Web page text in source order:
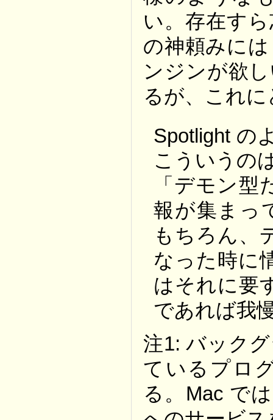
い。存在す
の神頼みに
ンジンが欲
るが、これ
Spotlight の
こういうの
「デモン
報が集まっ
もちろん、
なった時に
はそれに要
であれば我
注1: バック
ているプロ
る。Mac で